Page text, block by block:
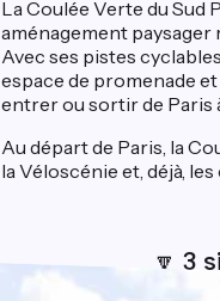
La Coulée Verte du Sud
aménagement paysager
Avec ses pistes
espace de promenade
entrer ou sortir de Paris
Au départ de Paris, la
la Véloscénie et, déjà,
🔽 3